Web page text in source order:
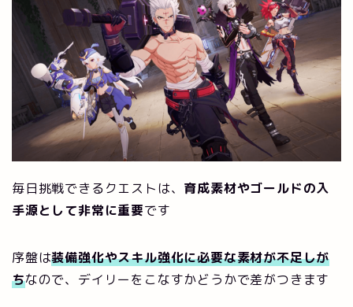
毎日挑戦できるクエストは、 育成素材やゴールドの入
手源として非常に重要です
序盤は装備強化やスキル強化に必要な素材が不足しが
ちなので、デイリーをこなすかどうかで差がつきます